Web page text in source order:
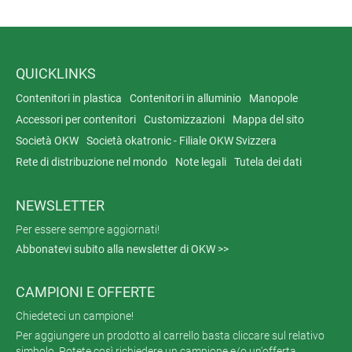
QUICKLINKS
Contenitori in plastica Contenitori in alluminio
Manopole
Accessori per contenitori
Customizzazioni
Mappa del sito
Società OKW
Società okatronic - Filiale OKW Svizzera
Rete di distribuzione nel mondo
Note legali Tutela dei dati
NEWSLETTER
Per essere sempre aggiornati!
Abbonatevi subito alla newsletter di OKW >>
CAMPIONI E OFFERTE
Chiedeteci un campione!
Per aggiungere un prodotto al carrello basta cliccare sul relativo